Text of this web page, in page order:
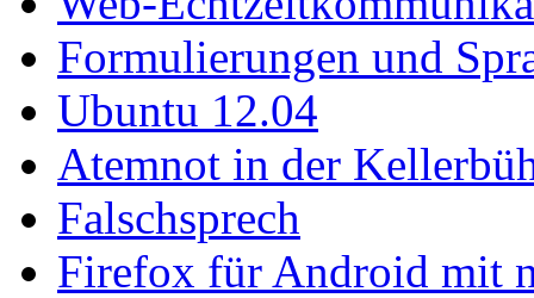
Formulierungen und
Ubuntu 12.04
Atemnot in der
Falschsprech
Firefox für Android mit